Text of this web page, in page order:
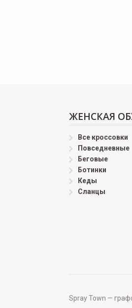
ЖЕНСКАЯ
Все кроссовки
Повседневные
Беговые
Ботинки
Кеды
Сланцы
Spray Town —